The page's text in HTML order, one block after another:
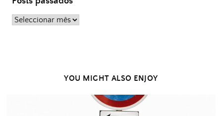
Posts
YOU MIGHT ALSO ENJOY